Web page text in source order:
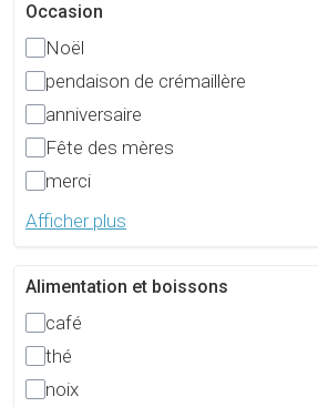
Occasion
Noël
pendaison de crémaillère
anniversaire
Fête des mères
merci
Afficher plus
Alimentation et boissons
café
thé
noix